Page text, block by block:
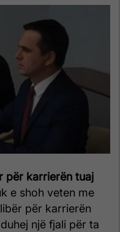
për karrierën tuaj
e shoh veten me
për karrierën
një fjali për ta